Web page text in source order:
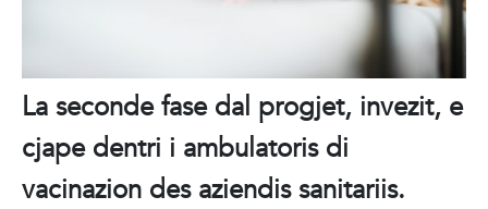
La seconde fase dal progjet, invezit, e
cjape dentri i ambulatoris di
vacinazion des aziendis sanitariis.